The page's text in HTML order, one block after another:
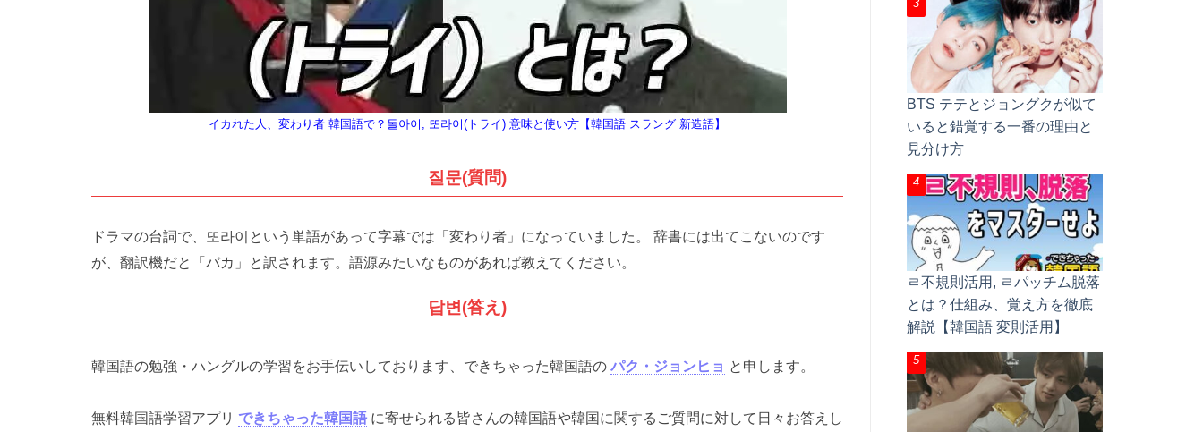
イカれた人、変わり者 韓国語で？돌아이, 또라이(トライ) 意味と使い方【韓国語 スラング 新造語】
질문(質問)
ドラマの台詞で、또라이という単語があって字幕では「変わり者」になっていました。 辞書には出てこないのです
が、翻訳機だと「バカ」と訳されます。語源みたいなものがあれば教えてください。
답변(答え)
韓国語の勉強・ハングルの学習をお手伝いしております、できちゃった韓国語の パク・ジョンヒョ と申します。
無料韓国語学習アプリ できちゃった韓国語 に寄せられる皆さんの韓国語や韓国に関するご質問に対して日々お答えし
BTS テテとジョングクが似て
いると錯覚する一番の理由と
見分け方
ㄹ不規則活用, ㄹパッチム脱落
とは？仕組み、覚え方を徹底
解説【韓国語 変則活用】